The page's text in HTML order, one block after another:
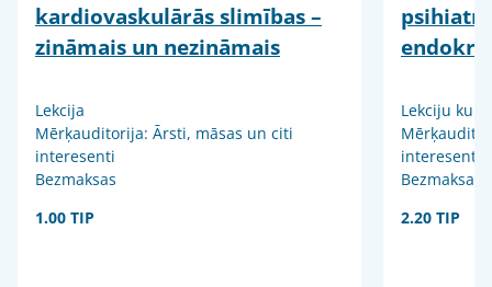
kardiovaskulārās slimības –
zināmais un nezināmais
Lekcija
Mērķauditorija: Ārsti, māsas un citi
interesenti
Bezmaksas
1.00 TIP
Lekciju
interesenti
Bezmaksas
2.20 TIP